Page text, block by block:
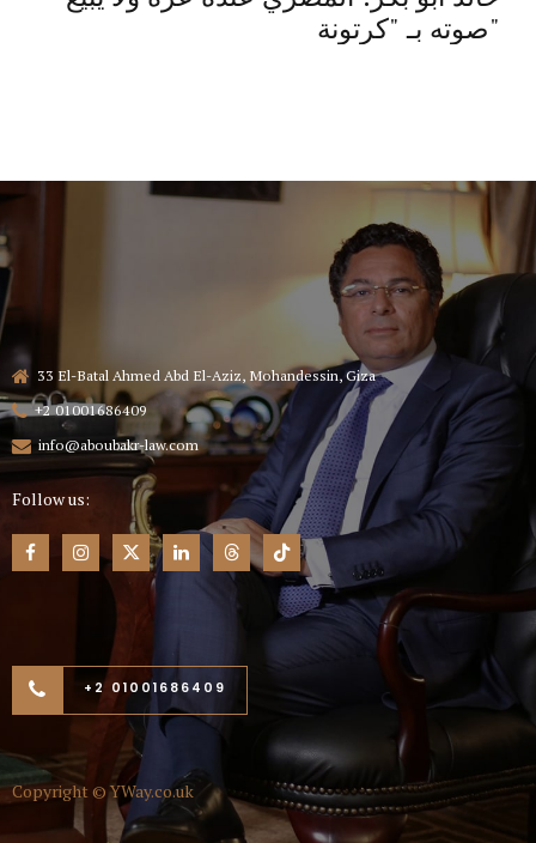
صوته بـ "كرتونة"
33 El-Batal Ahmed Abd El-Aziz, Mohandessin, Giza
+2 01001686409
info@aboubakr-law.com
Follow us:
+2 01001686409
Copyright ©YWay.co.uk